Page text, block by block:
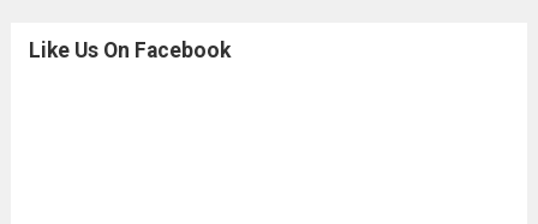
Like Us On Facebook